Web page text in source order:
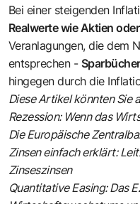
Bei einer steigenden
Realwerte wie Aktien
Veranlagungen, die dem
entsprechen -
hingegen durch die
Diese Artikel könnten Sie
Rezession: Wenn das
Die Europäische
Zinsen einfach erklärt:
Zinseszinsen
Quantitative Easing: Das